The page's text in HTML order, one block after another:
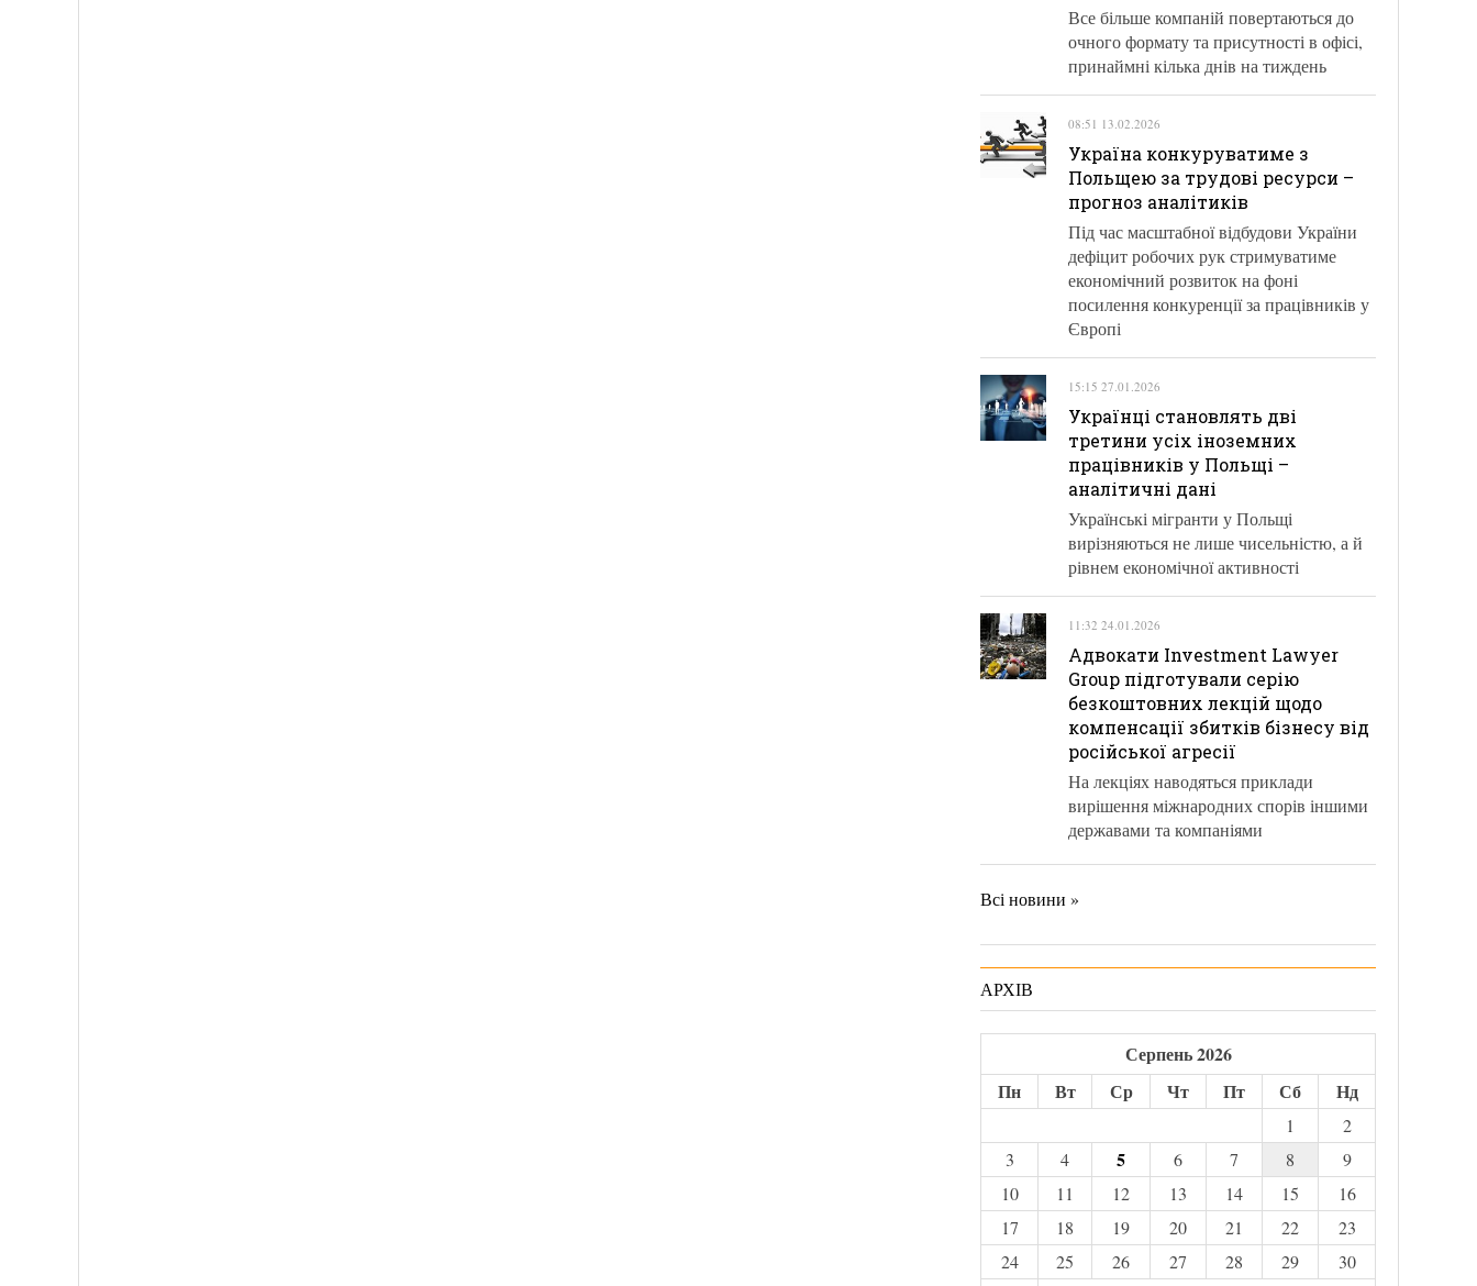
Все більше компаній повертаються до
очного формату та присутності в офісі,
принаймні кілька днів на тиждень
08:51 13.02.2026
Україна конкуруватиме з
Польщею за трудові ресурси –
прогноз аналітиків
Під час масштабної відбудови України
дефіцит робочих рук стримуватиме
економічний розвиток на фоні
посилення конкуренції за працівників у
Європі
15:15 27.01.2026
Українці становлять дві
третини усіх іноземних
працівників у Польщі –
аналітичні дані
Українські мігранти у Польщі
вирізняються не лише чисельністю, а й
рівнем економічної активності
11:32 24.01.2026
Адвокати Investment Lawyer
Group підготували серію
безкоштовних лекцій щодо
компенсації збитків бізнесу від
російської агресії
На лекціях наводяться приклади
вирішення міжнародних спорів іншими
державами та компаніями
Всі новини »
АРХІВ
Серпень 2026
Пн
Вт Ср Чт Пт Сб Нд
1
2
3
4 5 6 7 8
9
10
11 12 13 14 15
16
17
18 19 20 21 22
23
24
25 26 27 28 29
30